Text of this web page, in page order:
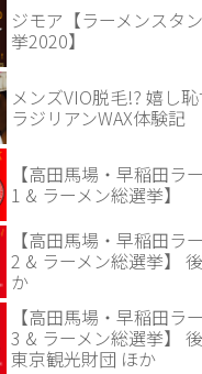
ジモア【ラーメンスタ
挙2020】
メンズVIO脱毛!? 嬉し
ラジリアンWAX体験記
【高田馬場・早稲田ラ
1 & ラーメン総選挙】
【高田馬場・早稲田ラ
2 & ラーメン総選挙】
か
【高田馬場・早稲田ラ
3 & ラーメン総選挙】
東京観光財団 ほか